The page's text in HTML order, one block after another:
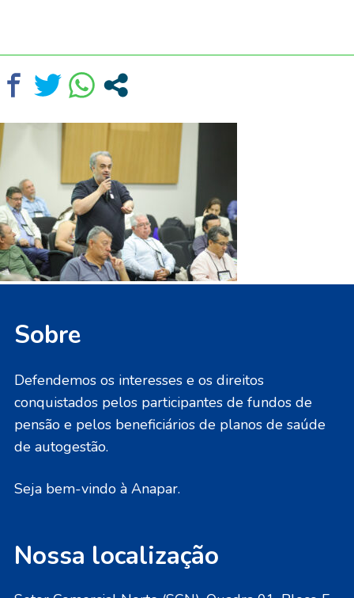
Sobre
Defendemos os interesses e os direitos
conquistados pelos participantes de fundos de
pensão e pelos beneficiários de planos de saúde
de autogestão.
Seja bem-vindo à Anapar.
Nossa localização